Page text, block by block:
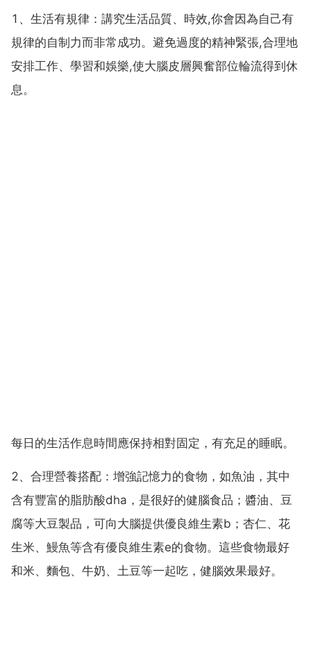
1、生活有規律：講究生活品質、時效,你會因為自己有
規律的自制力而非常成功。避免過度的精神緊張,合理地
安排工作、學習和娛樂,使大腦皮層興奮部位輪流得到休
息。
每日的生活作息時間應保持相對固定，有充足的睡眠。
2、合理營養搭配：增強記憶力的食物，如魚油，其中
含有豐富的脂肪酸dha，是很好的健腦食品；醬油、豆
腐等大豆製品，可向大腦提供優良維生素b；杏仁、花
生米、鰻魚等含有優良維生素e的食物。這些食物最好
和米、麵包、牛奶、土豆等一起吃，健腦效果最好。